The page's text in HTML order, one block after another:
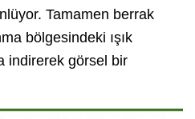
Tamamen berrak
bölgesindeki ışık
indirerek görsel bir